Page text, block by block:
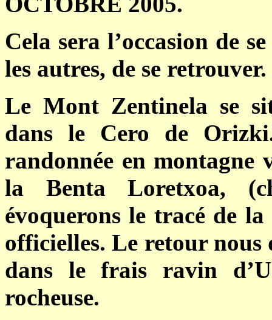
Cela sera l’occasion de
les autres, de se retrouver.
Le Mont Zentinela se
dans le Cero de
randonnée en montagne
la Benta Loretxoa,
évoquerons le tracé de
officielles. Le retour nous
dans le frais ravin
rocheuse.